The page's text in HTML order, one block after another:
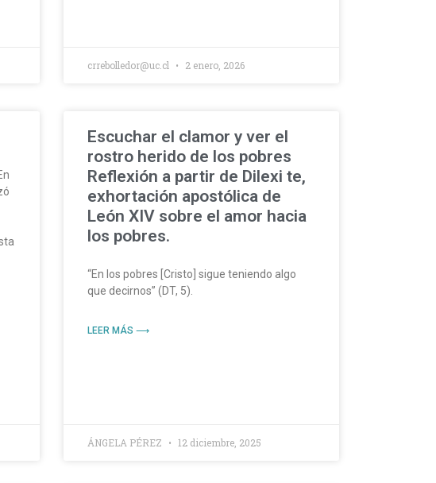
crrebolledor@uc.cl 2 enero, 2026
Escuchar el clamor y ver el
rostro herido de los pobres
Reflexión a partir de Dilexi te,
exhortación apostólica de
León XIV sobre el amor hacia
los pobres.
“En los pobres [Cristo] sigue teniendo algo
que decirnos” (DT, 5).
LEER MÁS ⟶
ÁNGELA PÉREZ 12 diciembre, 2025